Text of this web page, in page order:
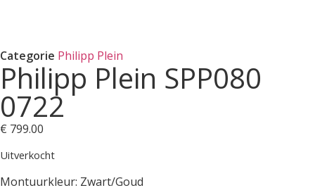
Categorie Philipp Plein
Philipp Plein SPP080
0722
€ 799.00
Uitverkocht
Montuurkleur: Zwart/Goud